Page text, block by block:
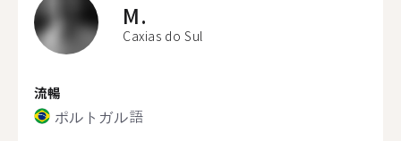
M.
Caxias do Sul
流暢
ポルトガル語